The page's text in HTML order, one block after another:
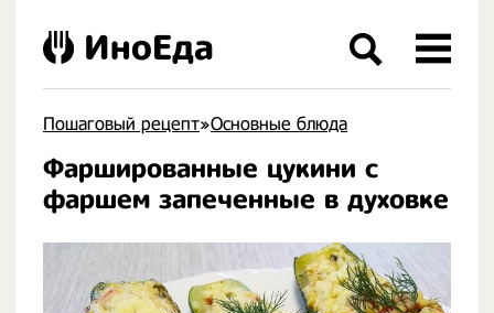
Пошаговый рецепт»Основные блюда
Фаршированные цукини с
фаршем запеченные в духовке
ИноЕда